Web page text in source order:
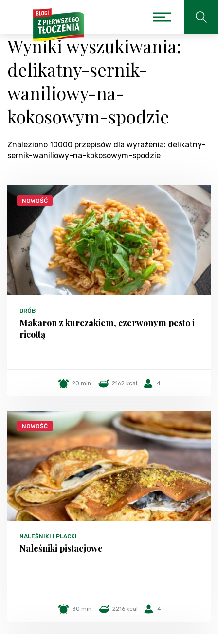
Wyniki wyszukiwania:
delikatny-sernik-
waniliowy-na-
kokosowym-spodzie
Znaleziono 10000 przepisów dla wyrażenia: delikatny-
sernik-waniliowy-na-kokosowym-spodzie
NOWOŚĆ
DRÓB
Makaron z kurczakiem, czerwonym pesto i
ricottą
20 min. 2162 kcal 4
NOWOŚĆ
NALEŚNIKI I PLACKI
Naleśniki pistacjowe
30 min. 2216 kcal 4